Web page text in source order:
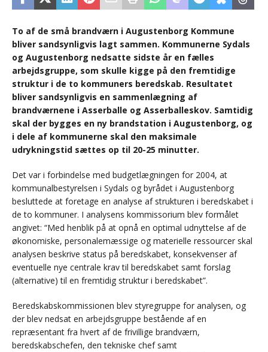
To af de små brandværn i Augustenborg Kommune
bliver sandsynligvis lagt sammen. Kommunerne Sydals
og Augustenborg nedsatte sidste år en fælles
arbejdsgruppe, som skulle kigge på den fremtidige
struktur i de to kommuners beredskab. Resultatet
bliver sandsynligvis en sammenlægning af
brandværnene i Asserballe og Asserballeskov. Samtidig
skal der bygges en ny brandstation i Augustenborg, og
i dele af kommunerne skal den maksimale
udrykningstid sættes op til 20-25 minutter.
Det var i forbindelse med budgetlægningen for 2004, at
kommunalbestyrelsen i Sydals og byrådet i Augustenborg
besluttede at foretage en analyse af strukturen i beredskabet i
de to kommuner. I analysens kommissorium blev formålet
angivet: “Med henblik på at opnå en optimal udnyttelse af de
økonomiske, personalemæssige og materielle ressourcer skal
analysen beskrive status på beredskabet, konsekvenser af
eventuelle nye centrale krav til beredskabet samt forslag
(alternative) til en fremtidig struktur i beredskabet”.
Beredskabskommissionen blev styregruppe for analysen, og
der blev nedsat en arbejdsgruppe bestående af en
repræsentant fra hvert af de frivillige brandværn,
beredskabschefen, den tekniske chef samt